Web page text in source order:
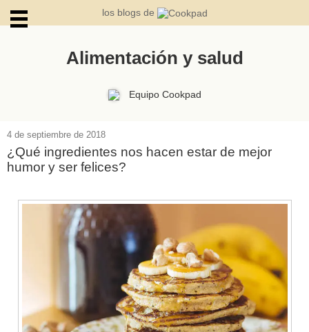
los blogs de
Alimentación y salud
Equipo Cookpad
4 de septiembre de 2018
¿Qué ingredientes nos hacen estar de mejor
humor y ser felices?